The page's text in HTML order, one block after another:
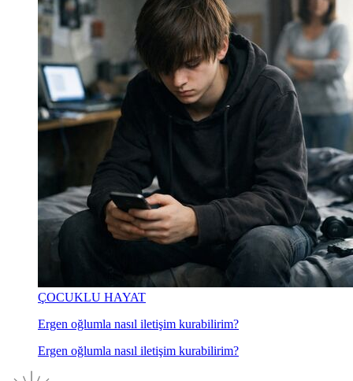
ÇOCUKLU HAYAT
Ergen oğlumla nasıl iletişim kurabilirim?
Ergen oğlumla nasıl iletişim kurabilirim?